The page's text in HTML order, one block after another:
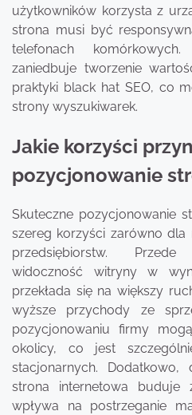
użytkowników korzysta z
strona musi być
telefonach
zaniedbuje tworzenie
praktyki black hat SEO, co
strony wyszukiwarek.
Jakie korzyści
pozycjonowanie
Skuteczne pozycjonowanie
szereg korzyści zarówno dla
przedsiębiorstw.
widoczność witryny w
przekłada się na większy
wyższe przychody ze
pozycjonowaniu firmy
okolicy, co jest
stacjonarnych. Dodatkowo,
strona internetowa buduje
wpływa na postrzeganie